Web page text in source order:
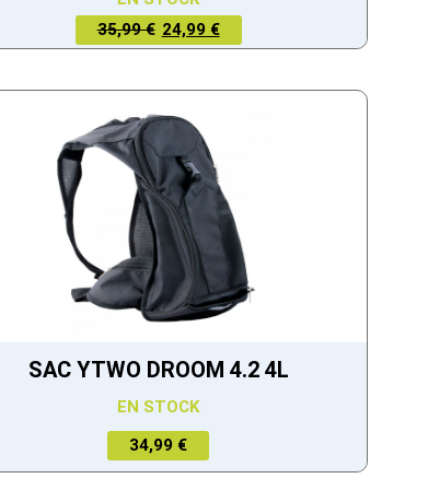
35,99 €
LE PRIX
INITIAL
24,99 €
LE PRIX
ACTUEL
SAC YTWO DROOM 4.2 4L
EN STOCK
34,99 €